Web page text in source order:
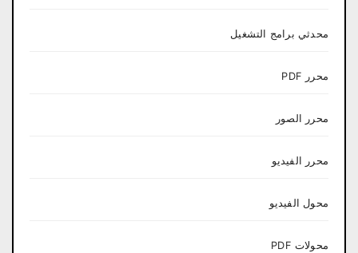
محدثي برامج التشغيل
محرر PDF
محرر الصور
محرر الفيديو
محول الفيديو
محولات PDF